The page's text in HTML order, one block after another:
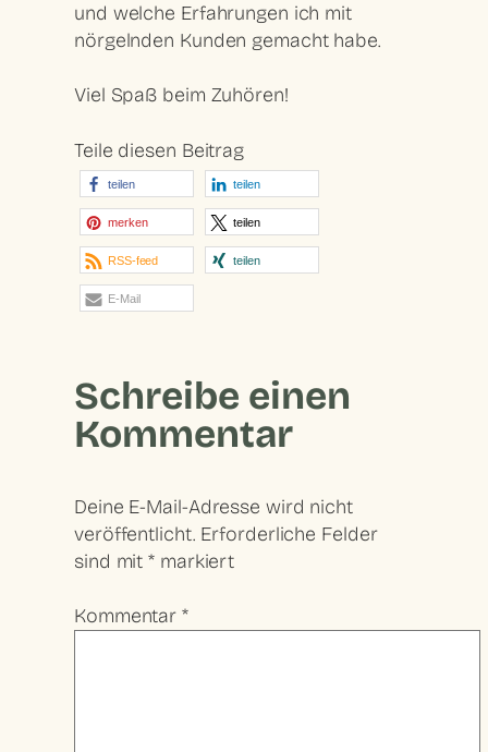
und welche Erfahrungen ich mit
nörgelnden Kunden gemacht habe.
Viel Spaß beim Zuhören!
Teile diesen Beitrag
teilen teilen
merken teilen
RSS-feed teilen
E-Mail
Schreibe einen
Kommentar
Deine E-Mail-Adresse wird nicht
veröffentlicht. Erforderliche Felder
sind mit* markiert
Kommentar*